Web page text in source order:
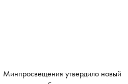
Минпросвещения утвердило новый